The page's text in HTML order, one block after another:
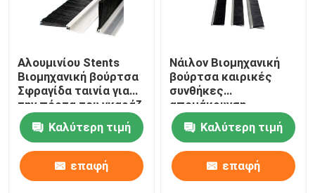
κυλινδρικών
κυλινδρικών
κυλινδρικών
κυλινδρικών
κυλινδρικών
κυλινδρικών
κυλινδρικών
κυλινδρικών
κυλινδρικών
κυλινδρικών
κυλινδρικών
κυλινδρικών
Αλουμινίου Stents
Βιομηχανική βούρτσα
Σφραγίδα ταινία για
την πόρτα του γκαράζ
Νάιλον βέλος
Καλύτερη τιμή
επαφή
Νάιλον Βιομηχανική
βούρτσα καιρικές
συνθήκες
απομάκρυνση
απορροής
αποκλειστικό στενή
σφραγίδα
Καλύτερη τιμή
επαφή